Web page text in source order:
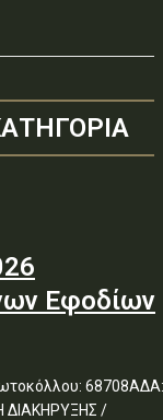
Εφοδίων
68708ΑΔΑ:
ΔΙΑΚΗΡΥΞΗΣ /